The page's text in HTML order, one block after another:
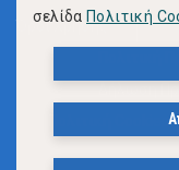
Όροι Χρήσης
Πολιτική
Πολιτική Cookies
σελίδα Πολιτική